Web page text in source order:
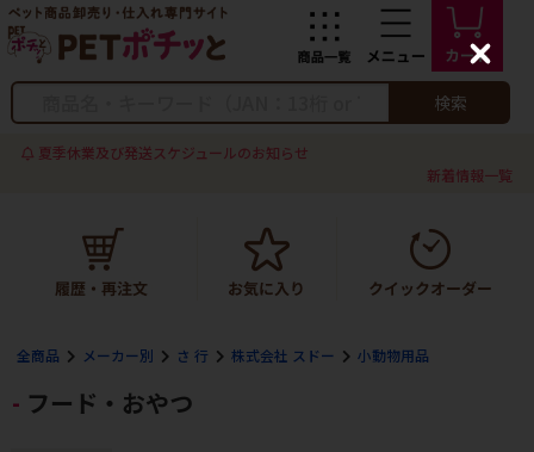
検索
夏季休業及び発送スケジュールのお知らせ
新着情報一覧
全商品 メーカー別 さ 行 株式会社 スドー 小動物用品
フード・おやつ
C
l
s